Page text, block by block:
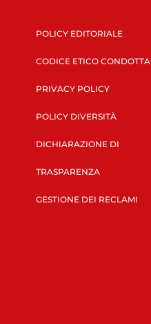
POLICY EDITORIALE
CODICE ETICO CONDOTTA
PRIVACY POLICY
POLICY DIVERSITÀ
DICHIARAZIONE DI
TRASPARENZA
GESTIONE DEI RECLAMI